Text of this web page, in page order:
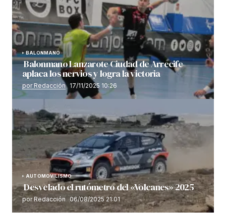
BALONMANO
Balonmano Lanzarote Ciudad de Arrecife
aplaca los nervios y logra la victoria
por Redacción 17/11/2025 10:26
AUTOMOVILISMO
Desvelado el rutómetro del «Volcanes» 2025
por Redacción 06/08/2025 21:01